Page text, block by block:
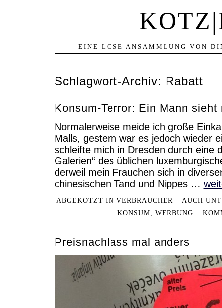
EINE LOSE ANSAMMLUNG VON
Schlagwort-Archiv: Rabatt
Konsum-Terror: Ein Mann sieht
Normalerweise meide ich große
Malls, gestern war es jedoch wieder
schleifte mich in Dresden durch eine
Galerien“ des üblichen
derweil mein Frauchen sich in
chinesischen Tand und Nippes …
ABGEKOTZT IN VERBRAUCHER |
AUCH
KONSUM ,WERBUNG |
Preisnachlass mal anders